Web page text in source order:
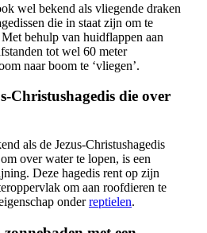
wel bekend als vliegende draken
die in staat zijn om te
behulp van huidflappen aan
tot wel 60 meter
naar boom te ‘vliegen’.
Christushagedis die over
als de Jezus-Christushagedis
over water te lopen, is een
Deze hagedis rent op zijn
om aan roofdieren te
onderreptielen.